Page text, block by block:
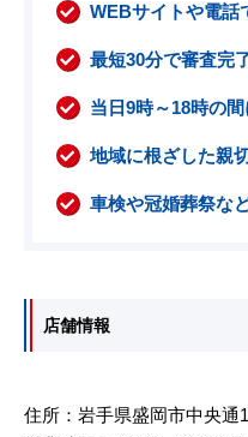
WEBサイトや電話
最短30分で審査完
当日9時～18時の
地域に根ざした親
車検や冠婚葬祭な
店舗情報
住所：岩手県盛岡市中央通